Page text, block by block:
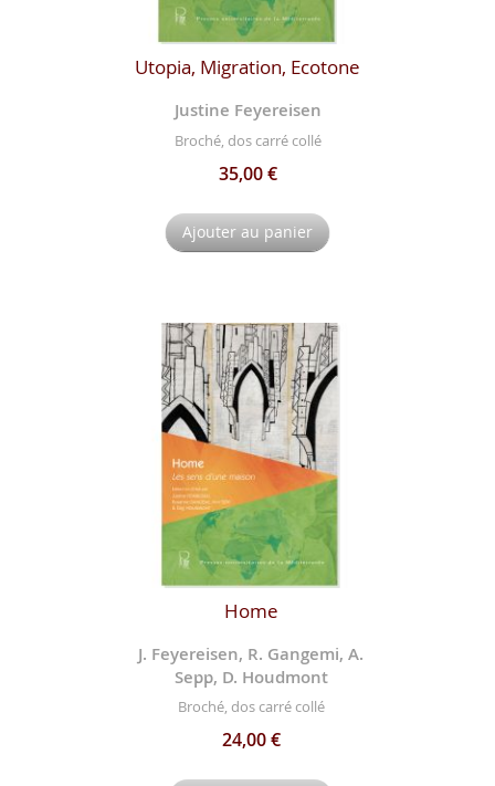
Utopia, Migration, Ecotone
Justine Feyereisen
Broché, dos carré collé
35,00 €
Ajouter au panier
Home
J. Feyereisen, R. Gangemi, A.
Sepp, D. Houdmont
Broché, dos carré collé
24,00 €